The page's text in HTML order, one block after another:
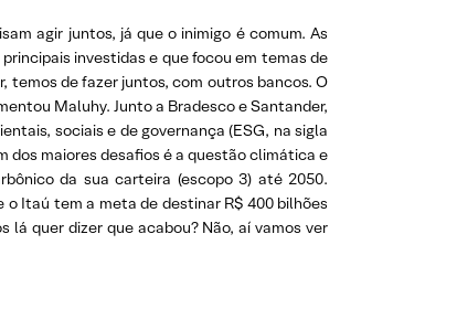
agir juntos, já que o inimigo é comum. As
investidas e que focou em temas de
temos de fazer juntos, com outros bancos. O
Maluhy. Junto a Bradesco e Santander,
sociais e de governança (ESG, na sigla
dos maiores desafios é a questão climática e
da sua carteira (escopo 3) até 2050.
Itaú tem a meta de destinar R$ 400 bilhões
lá quer dizer que acabou? Não, aí vamos ver